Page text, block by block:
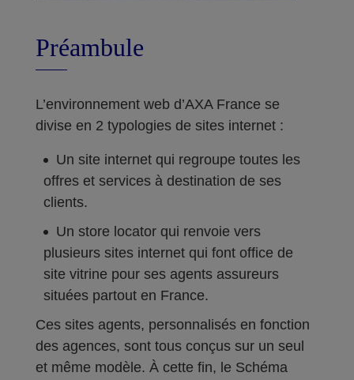
Préambule
L’environnement web d’AXA France se
divise en 2 typologies de sites internet :
Un site internet qui regroupe toutes les
offres et services à destination de ses
clients.
Un store locator qui renvoie vers
plusieurs sites internet qui font office de
site vitrine pour ses agents assureurs
situées partout en France.
Ces sites agents, personnalisés en fonction
des agences, sont tous conçus sur un seul
et même modèle. À cette fin, le Schéma